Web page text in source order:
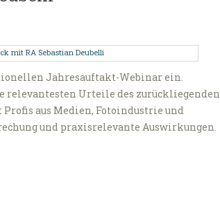
Jahresauftakt-Webinar ein.
relevantesten Urteile des zurückliegenden
aus Medien, Fotoindustrie und
und praxisrelevante Auswirkungen.